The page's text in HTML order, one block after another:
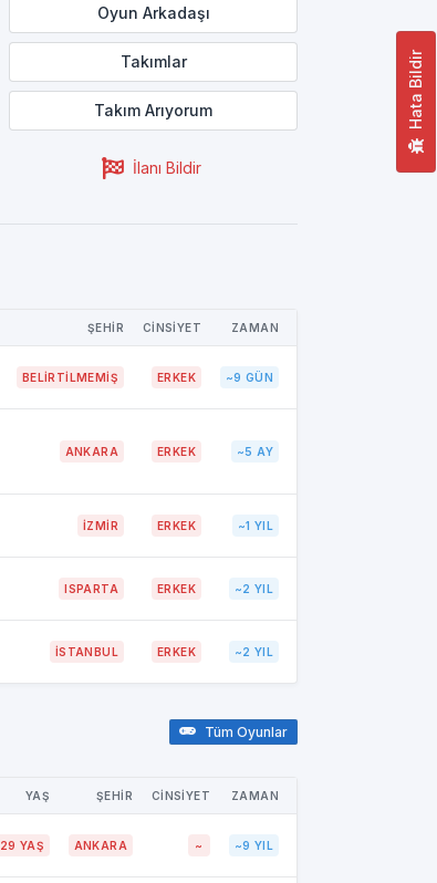
Hata Bildir
Oyun Arkadaşı
Takımlar
Takım Arıyorum
İlanı Bildir
ŞEHİR CİNSİYET ZAMAN
BELIRTILMEMIŞ ERKEK ~9 GÜN
ANKARA ERKEK ~5 AY
İZMİR ERKEK ~1 YIL
ISPARTA ERKEK ~2 YIL
İSTANBUL ERKEK ~2 YIL
Tüm Oyunlar
YAŞ ŞEHİR CİNSİYET ZAMAN
29 YAŞ ANKARA ~ ~9 YIL